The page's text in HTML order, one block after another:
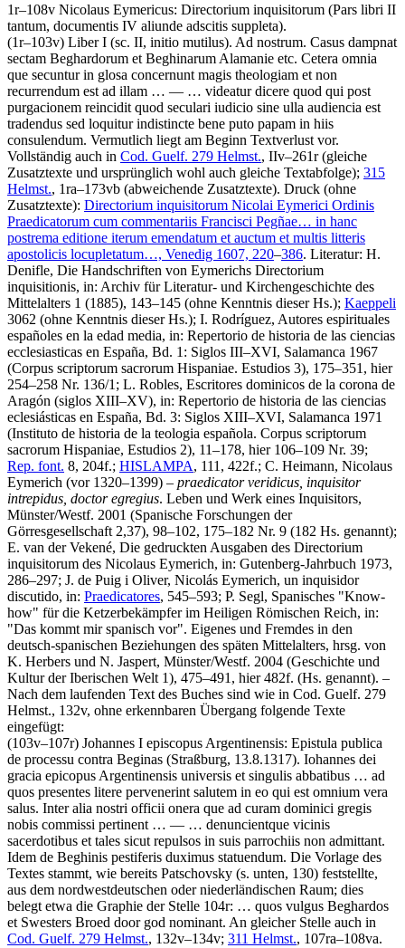
1r–108v Nicolaus Eymericus: Directorium inquisitorum (Pars libri II
tantum, documentis IV aliunde adscitis suppleta).
(1r–103v) Liber I (sc. II, initio mutilus). Ad nostrum. Casus dampnat
sectam Beghardorum et Beghinarum Alamanie etc. Cetera omnia
que secuntur in glosa concernunt magis theologiam et non
recurrendum est ad illam … — … videatur dicere quod qui post
purgacionem reincidit quod seculari iudicio sine ulla audiencia est
tradendus sed loquitur indistincte bene puto papam in hiis
consulendum. Vermutlich liegt am Beginn Textverlust vor.
Vollständig auch in Cod. Guelf. 279 Helmst., IIv–261r (gleiche
Zusatztexte und ursprünglich wohl auch gleiche Textabfolge); 315
Helmst., 1ra–173vb (abweichende Zusatztexte). Druck (ohne
Zusatztexte): Directorium inquisitorum Nicolai Eymerici Ordinis
Praedicatorum cum commentariis Francisci Pegñae… in hanc
postrema editione iterum emendatum et auctum et multis litteris
apostolicis locupletatum…, Venedig 1607, 220–386. Literatur: H.
Denifle, Die Handschriften von Eymerichs Directorium
inquisitionis, in: Archiv für Literatur- und Kirchengeschichte des
Mittelalters 1 (1885), 143–145 (ohne Kenntnis dieser Hs.); Kaeppeli
3062 (ohne Kenntnis dieser Hs.); I. Rodríguez, Autores espirituales
españoles en la edad media, in: Repertorio de historia de las ciencias
ecclesiasticas en España, Bd. 1: Siglos III–XVI, Salamanca 1967
(Corpus scriptorum sacrorum Hispaniae. Estudios 3), 175–351, hier
254–258 Nr. 136/1; L. Robles, Escritores dominicos de la corona de
Aragón (siglos XIII–XV), in: Repertorio de historia de las ciencias
eclesiásticas en España, Bd. 3: Siglos XIII–XVI, Salamanca 1971
(Instituto de historia de la teologia española. Corpus scriptorum
sacrorum Hispaniae, Estudios 2), 11–178, hier 106–109 Nr. 39;
Rep. font. 8, 204f.; HISLAMPA, 111, 422f.; C. Heimann, Nicolaus
Eymerich (vor 1320–1399) – praedicator veridicus, inquisitor
intrepidus, doctor egregius. Leben und Werk eines Inquisitors,
Münster/Westf. 2001 (Spanische Forschungen der
Görresgesellschaft 2,37), 98–102, 175–182 Nr. 9 (182 Hs. genannt);
E. van der Vekené, Die gedruckten Ausgaben des Directorium
inquisitorum des Nicolaus Eymerich, in: Gutenberg-Jahrbuch 1973,
286–297; J. de Puig i Oliver, Nicolás Eymerich, un inquisidor
discutido, in: Praedicatores, 545–593; P. Segl, Spanisches "Know-
how" für die Ketzerbekämpfer im Heiligen Römischen Reich, in:
"Das kommt mir spanisch vor". Eigenes und Fremdes in den
deutsch-spanischen Beziehungen des späten Mittelalters, hrsg. von
K. Herbers und N. Jaspert, Münster/Westf. 2004 (Geschichte und
Kultur der Iberischen Welt 1), 475–491, hier 482f. (Hs. genannt). –
Nach dem laufenden Text des Buches sind wie in Cod. Guelf. 279
Helmst., 132v, ohne erkennbaren Übergang folgende Texte
eingefügt:
(103v–107r) Johannes I episcopus Argentinensis: Epistula publica
de processu contra Beginas (Straßburg, 13.8.1317). Iohannes dei
gracia epicopus Argentinensis universis et singulis abbatibus … ad
quos presentes litere pervenerint salutem in eo qui est omnium vera
salus. Inter alia nostri officii onera que ad curam dominici gregis
nobis commissi pertinent … — … denuncientque vicinis
sacerdotibus et tales sicut repulsos in suis parrochiis non admittant.
Idem de Beghinis pestiferis duximus statuendum. Die Vorlage des
Textes stammt, wie bereits Patschovsky (s. unten, 130) feststellte,
aus dem nordwestdeutschen oder niederländischen Raum; dies
belegt etwa die Graphie der Stelle 104r: … quos vulgus Beghardos
et Swesters Broed door god nominant. An gleicher Stelle auch in
Cod. Guelf. 279 Helmst., 132v–134v; 311 Helmst., 107ra–108va.